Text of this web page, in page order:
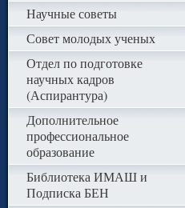
Научные советы
Совет молодых ученых
Отдел по подготовке
научных кадров
(Аспирантура)
Дополнительное
профессиональное
образование
Библиотека ИМАШ и
Подписка БЕН